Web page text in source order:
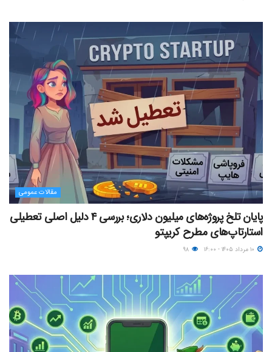
مقالات عمومی
پایان تلخ پروژه‌های میلیون دلاری؛ بررسی ۴ دلیل اصلی تعطیلی
استارتاپ‌های مطرح کریپتو